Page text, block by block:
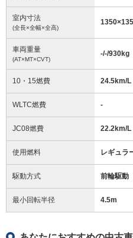
室内寸法
(全長×全幅×全高)
1350×
車両重量
(AT×MT×CVT)
-/-/930kg
10・15燃費 24.5km/L
WLTC燃費 -
JC08燃費 22.2km/L
使用燃料 レギュラ
駆動方式 前輪駆動
最小回転半径 4.5m